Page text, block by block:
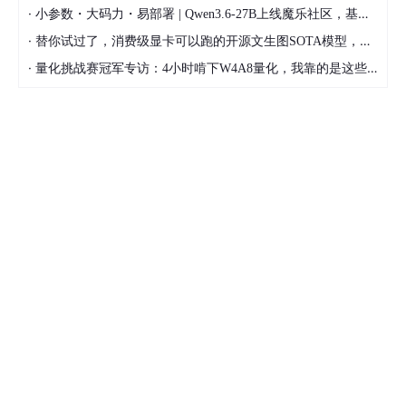
· 小参数・大码力・易部署 | Qwen3.6-27B上线魔乐社区，基于昇腾的部署教程来了
· 替你试过了，消费级显卡可以跑的开源文生图SOTA模型，顶级渲染、高密度文本绘图
· 量化挑战赛冠军专访：4小时啃下W4A8量化，我靠的是这些经验